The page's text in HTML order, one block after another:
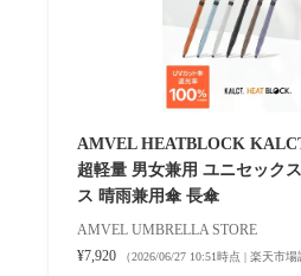
AMVEL HEATBLOCK
超軽量 男女兼用 ユニセック
ス 晴雨兼用傘 長傘
AMVEL UMBRELLA STORE
¥7,920
（2026/06/27 10:51時点 | 楽天市場